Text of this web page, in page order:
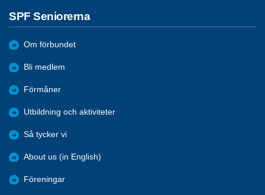
SPF Seniorerna
Om förbundet
Bli medlem
Förmåner
Utbildning och aktiviteter
Så tycker vi
About us (in English)
Föreningar